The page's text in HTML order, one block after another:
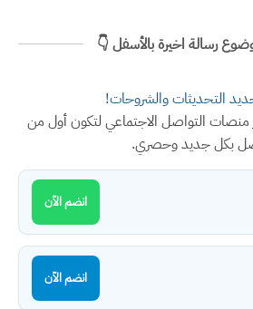
رسالة اخيرة بالأسفل 👇
التحديثات والشروحات!
منصات التواصل الاجتماعي لتكون أول من
بكل جديد وحصري.
انضم الآن
انضم الآن